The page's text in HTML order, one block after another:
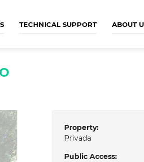
TECHNICAL SUPPORT ABOUT
Property:
Privada
Public Access: